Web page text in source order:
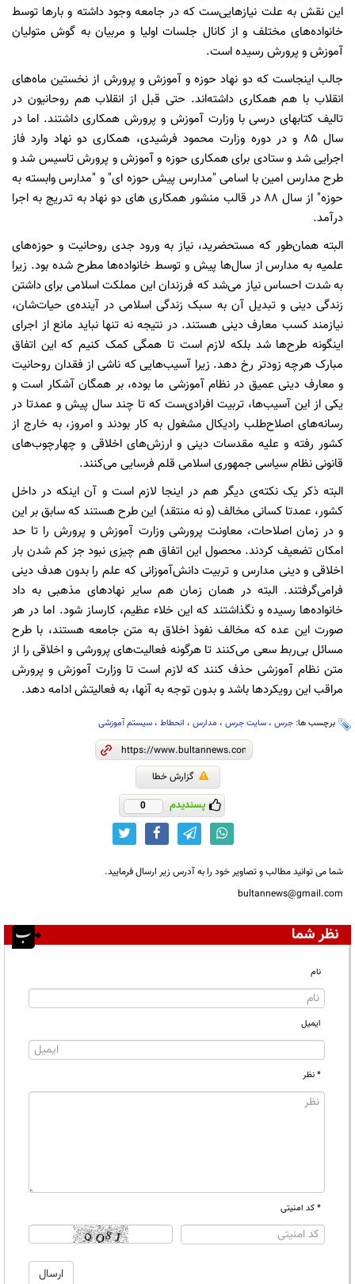
این نقش به علت نیازهایی‌ست که در جامعه وجود داشته و بارها توسط
خانواده‌های مختلف و از کانال جلسات اولیا و مربیان به گوش متولیان
آموزش و پرورش رسیده است.
جالب اینجاست که دو نهاد حوزه و آموزش و پرورش از نخستین ماه‌های
انقلاب با هم همکاری داشته‌اند. حتی قبل از انقلاب هم روحانیون در
تالیف کتابهای درسی با وزارت آموزش و پرورش همکاری داشتند. اما در
سال ۸۵ و در دوره وزارت محمود فرشیدی، همکاری دو نهاد وارد فاز
اجرایی شد و ستادی برای همکاری حوزه و آموزش و پرورش تاسیس شد و
طرح مدارس امین با اسامی "مدارس پیش حوزه ای" و "مدارس وابسته به
حوزه" از سال ۸۸ در قالب منشور همکاری های دو نهاد به تدریج به اجرا
درآمد.
البته همان‌طور که مستحضرید، نیاز به ورود جدی روحانیت و حوزه‌های
علمیه به مدارس از سال‌ها پیش و توسط خانواده‌ها مطرح شده بود. زیرا
به شدت احساس نیاز می‌شد که فرزندان این مملکت اسلامی برای داشتن
زندگی دینی و تبدیل آن به سبک زندگی اسلامی در آینده‌ی حیات‌شان،
نیازمند کسب معارف دینی هستند. در نتیجه نه تنها نباید مانع از اجرای
اینگونه طرح‌ها شد بلکه لازم است تا همگی کمک کنیم که این اتفاق
مبارک هرچه زودتر رخ دهد. زیرا آسیب‌هایی که ناشی از فقدان روحانیت
و معارف دینی عمیق در نظام آموزشی ما بوده، بر همگان آشکار است و
یکی از این آسیب‌ها، تربیت افرادی‌ست که تا چند سال پیش و عمدتا در
رسانه‌های اصلاح‌طلب رادیکال مشغول به کار بودند و امروز، به خارج از
کشور رفته و علیه مقدسات دینی و ارزش‌های اخلاقی و چهارچوب‌های
قانونی نظام سیاسی جمهوری اسلامی قلم فرسایی می‌کنند.
البته ذکر یک نکته‌ی دیگر هم در اینجا لازم است و آن اینکه در داخل
کشور، عمدتا کسانی مخالف (و نه منتقد) این طرح هستند که سابق بر این
و در زمان اصلاحات، معاونت پرورشی وزارت آموزش و پرورش را تا حد
امکان تضعیف کردند. محصول این اتفاق هم چیزی نبود جز کم شدن بار
اخلاقی و دینی مدارس و تربیت دانش‌آموزانی که علم را بدون هدف دینی
فرامی‌گرفتند. البته در همان زمان هم سایر نهادهای مذهبی به داد
خانواده‌ها رسیده و نگذاشتند که این خلاء عظیم، کارساز شود. اما در هر
صورت این عده که مخالف نفوذ اخلاق به متن جامعه هستند، با طرح
مسائل بی‌ربط سعی می‌کنند تا هرگونه فعالیت‌های پرورشی و اخلاقی را از
متن نظام آموزشی حذف کنند که لازم است تا وزارت آموزش و پرورش
مراقب این رویکردها باشد و بدون توجه به آنها، به فعالیتش ادامه دهد.
برچسب ها: جرس ، سایت جرس ، مدارس ، انحطاط ، سیستم آموزشی
گزارش خطا
پسندیدم 0
شما می توانید مطالب و تصاویر خود را به آدرس زیر ارسال فرمایید.
bultannews@gmail.com
نظر شما
نام
ایمیل
* نظر
* کد امنیتی